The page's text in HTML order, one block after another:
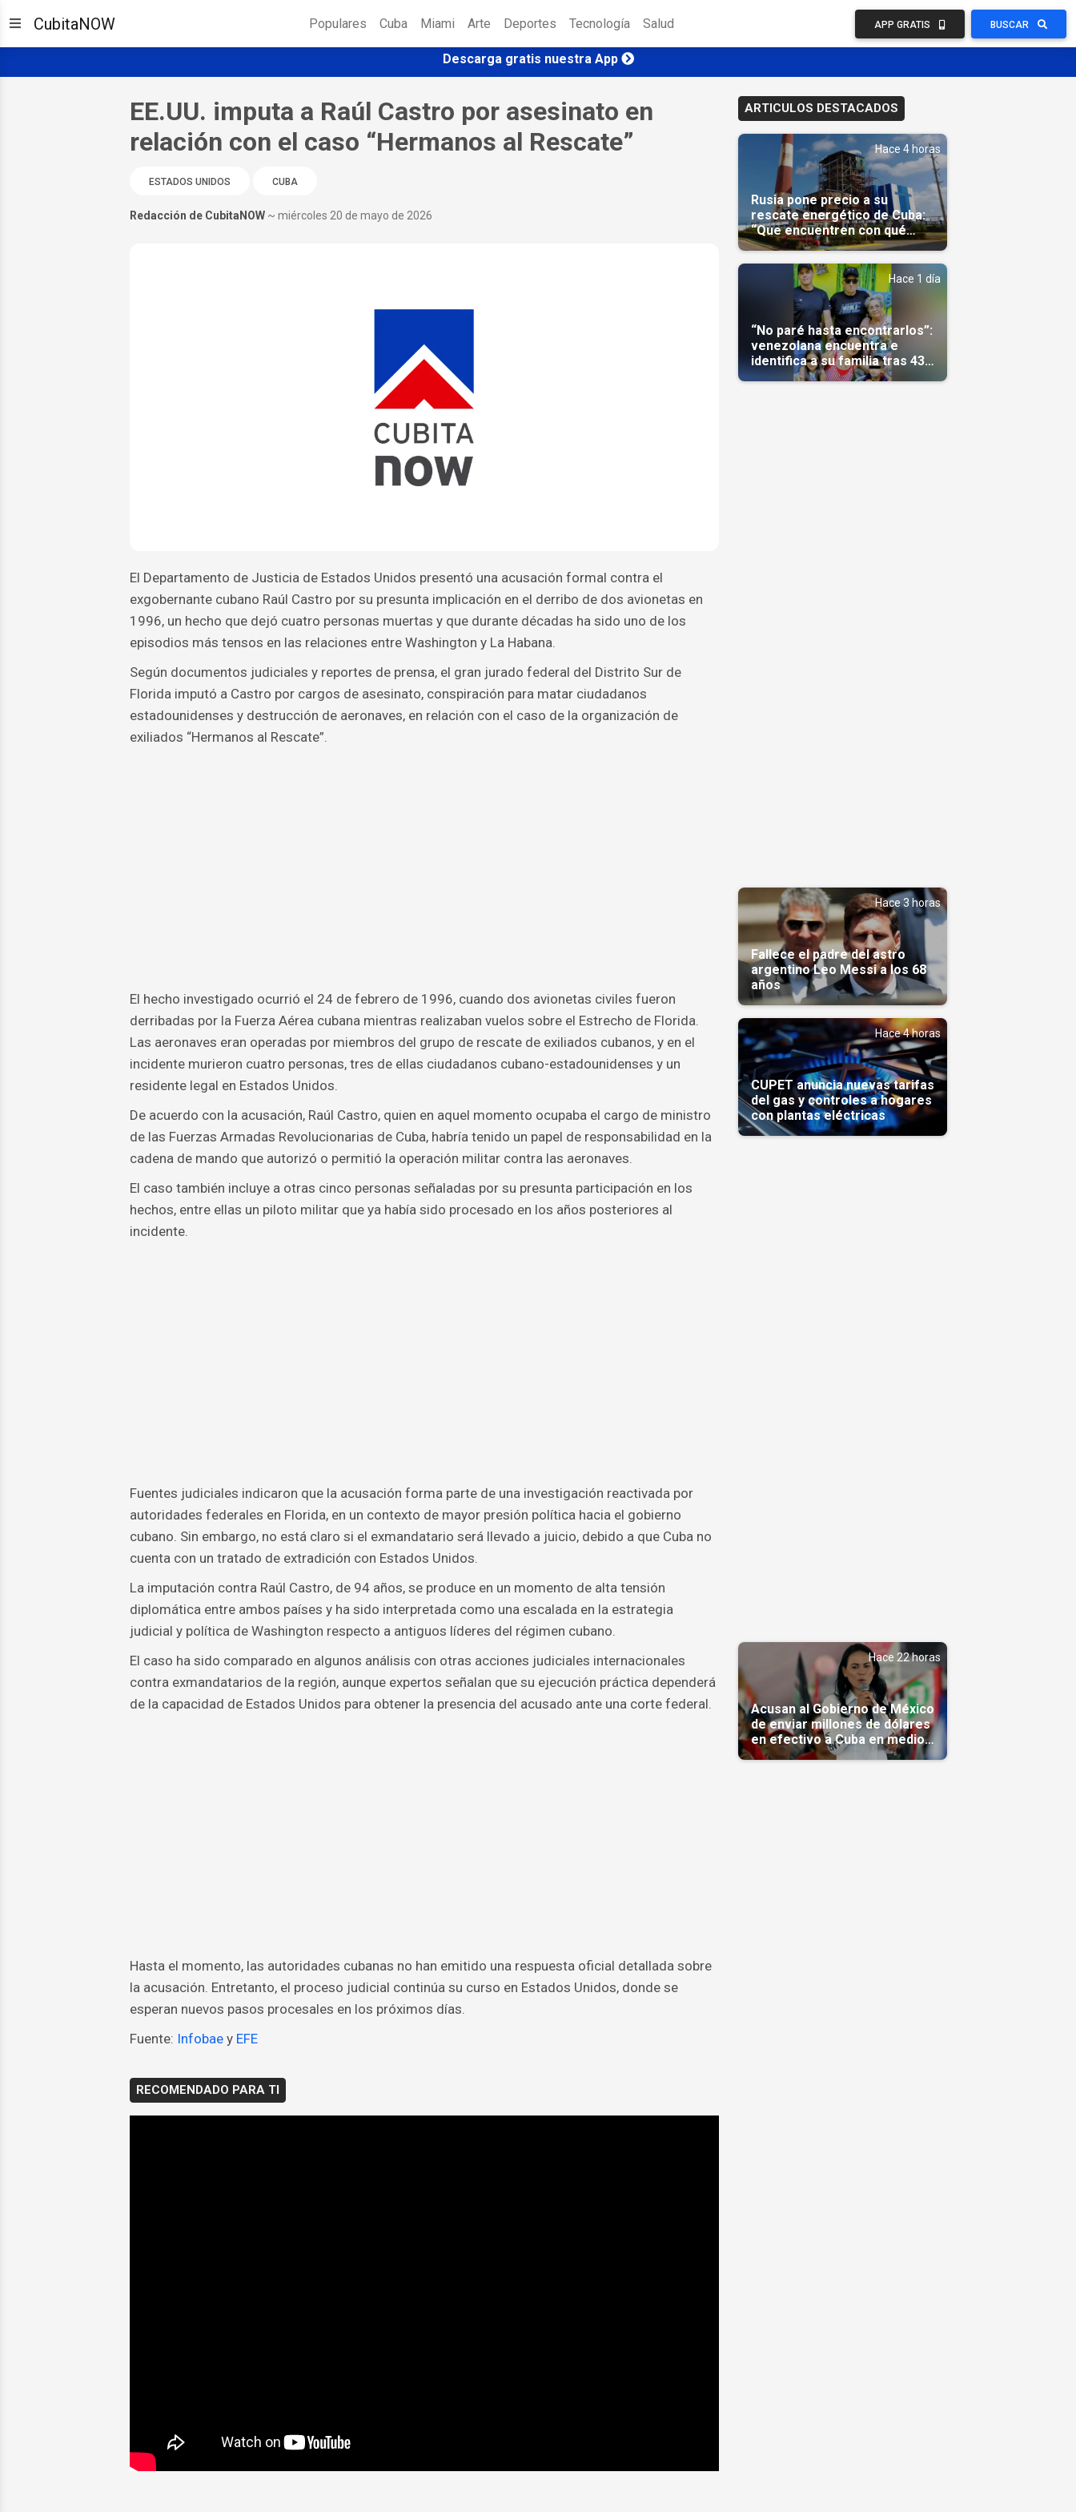
CubitaNOW Populares Cuba Miami Arte Deportes Tecnología Salud APP GRATIS BUSCAR
Descarga gratis nuestra App
EE.UU. imputa a Raúl Castro por asesinato en
relación con el caso “Hermanos al Rescate”
ESTADOS UNIDOS CUBA
Redacción de CubitaNOW ~ miércoles 20 de mayo de 2026
El Departamento de Justicia de Estados Unidos presentó una acusación formal contra el
exgobernante cubano Raúl Castro por su presunta implicación en el derribo de dos avionetas en
1996, un hecho que dejó cuatro personas muertas y que durante décadas ha sido uno de los
episodios más tensos en las relaciones entre Washington y La Habana.
Según documentos judiciales y reportes de prensa, el gran jurado federal del Distrito Sur de
Florida imputó a Castro por cargos de asesinato, conspiración para matar ciudadanos
estadounidenses y destrucción de aeronaves, en relación con el caso de la organización de
exiliados “Hermanos al Rescate”.
El hecho investigado ocurrió el 24 de febrero de 1996, cuando dos avionetas civiles fueron
derribadas por la Fuerza Aérea cubana mientras realizaban vuelos sobre el Estrecho de Florida.
Las aeronaves eran operadas por miembros del grupo de rescate de exiliados cubanos, y en el
incidente murieron cuatro personas, tres de ellas ciudadanos cubano-estadounidenses y un
residente legal en Estados Unidos.
De acuerdo con la acusación, Raúl Castro, quien en aquel momento ocupaba el cargo de ministro
de las Fuerzas Armadas Revolucionarias de Cuba, habría tenido un papel de responsabilidad en la
cadena de mando que autorizó o permitió la operación militar contra las aeronaves.
El caso también incluye a otras cinco personas señaladas por su presunta participación en los
hechos, entre ellas un piloto militar que ya había sido procesado en los años posteriores al
incidente.
Fuentes judiciales indicaron que la acusación forma parte de una investigación reactivada por
autoridades federales en Florida, en un contexto de mayor presión política hacia el gobierno
cubano. Sin embargo, no está claro si el exmandatario será llevado a juicio, debido a que Cuba no
cuenta con un tratado de extradición con Estados Unidos.
La imputación contra Raúl Castro, de 94 años, se produce en un momento de alta tensión
diplomática entre ambos países y ha sido interpretada como una escalada en la estrategia
judicial y política de Washington respecto a antiguos líderes del régimen cubano.
El caso ha sido comparado en algunos análisis con otras acciones judiciales internacionales
contra exmandatarios de la región, aunque expertos señalan que su ejecución práctica dependerá
de la capacidad de Estados Unidos para obtener la presencia del acusado ante una corte federal.
Hasta el momento, las autoridades cubanas no han emitido una respuesta oficial detallada sobre
la acusación. Entretanto, el proceso judicial continúa su curso en Estados Unidos, donde se
esperan nuevos pasos procesales en los próximos días.
Fuente: Infobaey EFE
RECOMENDADO PARA TI
ARTICULOS DESTACADOS
Hace 4 horas
Rusia pone precio a su
rescate energético de Cuba:
“Que encuentren con qué
pagarnos”
Hace 1 día
“No paré hasta encontrarlos”:
venezolana encuentra e
identifica a su familia tras 43
días del terremoto
Hace 3 horas
Fallece el padre del astro
argentino Leo Messi a los 68
años
Hace 4 horas
CUPET anuncia nuevas tarifas
del gas y controles a hogares
con plantas eléctricas
Hace 22 horas
Acusan al Gobierno de México
de enviar millones de dólares
en efectivo a Cuba en medio
de la crisis de la Isla